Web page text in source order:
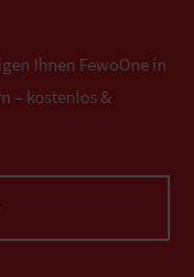
Ihnen FewoOne in
– kostenlos &